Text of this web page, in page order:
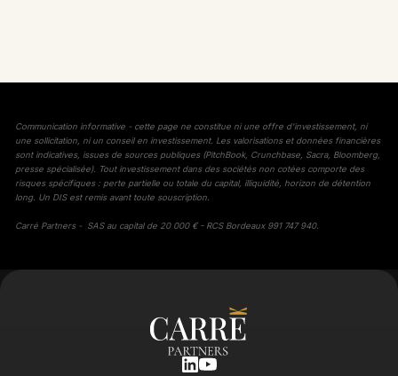
Communication informative - cette page ne constitue ni une offre d'investissement, ni
une sollicitation, ni un conseil en investissement. Les valorisations et données financières
sont indicatives, issues de sources publiques (PitchBook, Crunchbase, Sacra, Bloomberg,
presse spécialisée). Tout investissement dans des sociétés non cotées comporte des
risques spécifiques : perte partielle ou totale du capital, illiquidité, horizon de détention
long. Un DIS est remis avant toute souscription.
Carré Partners - SAS au capital de 20 000 € - RCS Bordeaux 991 747 940.